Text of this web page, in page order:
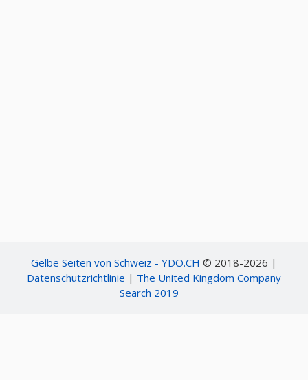
Gelbe Seiten von Schweiz - YDO.CH © 2018-2026 |
Datenschutzrichtlinie | The United Kingdom Company
Search 2019